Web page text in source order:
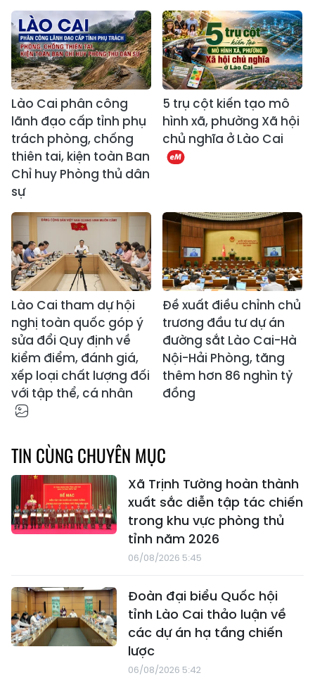
Lào Cai phân công
lãnh đạo cấp tỉnh phụ
trách phòng, chống
thiên tai, kiện toàn Ban
Chỉ huy Phòng thủ dân
sự
5 trụ cột kiến tạo mô
hình xã, phường Xã hội
chủ nghĩa ở Lào Cai
Lào Cai tham dự hội
nghị toàn quốc góp ý
sửa đổi Quy định về
kiểm điểm, đánh giá,
xếp loại chất lượng đối
với tập thể, cá nhân
Đề xuất điều chỉnh chủ
trương đầu tư dự án
đường sắt Lào Cai-Hà
Nội-Hải Phòng, tăng
thêm hơn 86 nghìn tỷ
đồng
TIN CÙNG CHUYÊN MỤC
Xã Trịnh Tường hoàn thành
xuất sắc diễn tập tác chiến
trong khu vực phòng thủ
tỉnh năm 2026
06/08/2026 5:45
Đoàn đại biểu Quốc hội
tỉnh Lào Cai thảo luận về
các dự án hạ tầng chiến
lược
06/08/2026 5:42